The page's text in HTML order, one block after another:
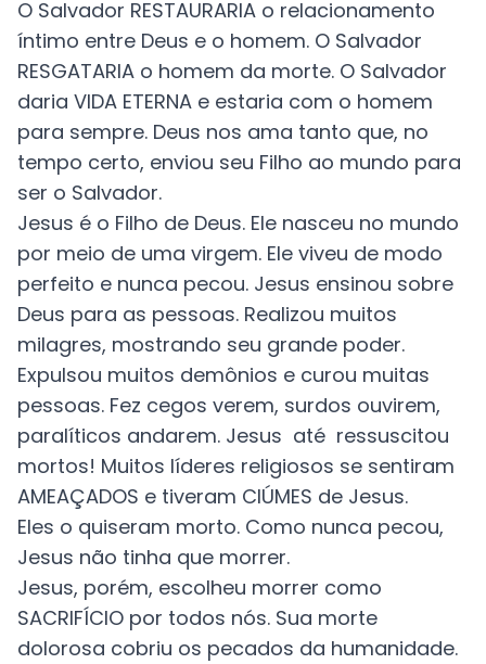
O Salvador RESTAURARIA o relacionamento
íntimo entre Deus e o homem. O Salvador
RESGATARIA o homem da morte. O Salvador
daria VIDA ETERNA e estaria com o homem
para sempre. Deus nos ama tanto que, no
tempo certo, enviou seu Filho ao mundo para
ser o Salvador.
Jesus é o Filho de Deus. Ele nasceu no mundo
por meio de uma virgem. Ele viveu de modo
perfeito e nunca pecou. Jesus ensinou sobre
Deus para as pessoas. Realizou muitos
milagres, mostrando seu grande poder.
Expulsou muitos demônios e curou muitas
pessoas. Fez cegos verem, surdos ouvirem,
paralíticos andarem. Jesus até ressuscitou
mortos! Muitos líderes religiosos se sentiram
AMEAÇADOS e tiveram CIÚMES de Jesus.
Eles o quiseram morto. Como nunca pecou,
Jesus não tinha que morrer.
Jesus, porém, escolheu morrer como
SACRIFÍCIO por todos nós. Sua morte
dolorosa cobriu os pecados da humanidade.